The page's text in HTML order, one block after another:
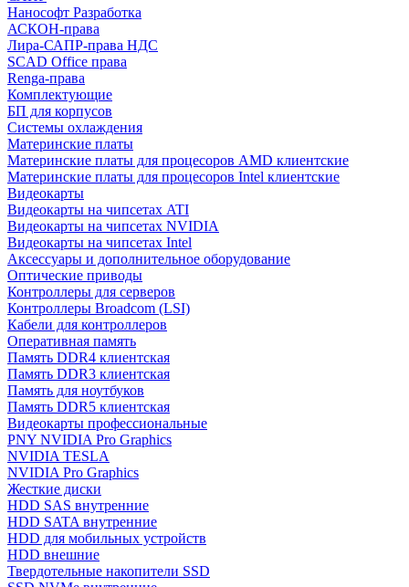
Нанософт Разработка
АСКОН-права
Лира-САПР-права НДС
SCAD Office права
Renga-права
Комплектующие
БП для корпусов
Системы охлаждения
Материнские платы
Материнские платы для процесоров AMD клиентские
Материнские платы для процесоров Intel клиентские
Видеокарты
Видеокарты на чипсетах ATI
Видеокарты на чипсетах NVIDIA
Видеокарты на чипсетах Intel
Аксессуары и дополнительное оборудование
Оптические приводы
Контроллеры для серверов
Контроллеры Broadcom (LSI)
Кабели для контроллеров
Оперативная память
Память DDR4 клиентская
Память DDR3 клиентская
Память для ноутбуков
Память DDR5 клиентская
Видеокарты профессиональные
PNY NVIDIA Pro Graphics
NVIDIA TESLA
NVIDIA Pro Graphics
Жесткие диски
HDD SAS внутренние
HDD SATA внутренние
HDD для мобильных устройств
HDD внешние
Твердотельные накопители SSD